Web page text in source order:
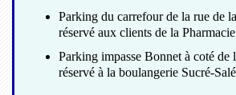
Parking du carrefour de la rue de
réservé aux clients de la
Parking impasse Bonnet à coté de
réservé à la boulangerie Sucré-